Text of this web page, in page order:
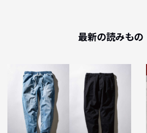
最新の読みもの